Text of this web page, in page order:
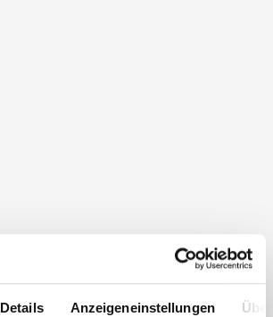
Details Anzeigeneinstellungen